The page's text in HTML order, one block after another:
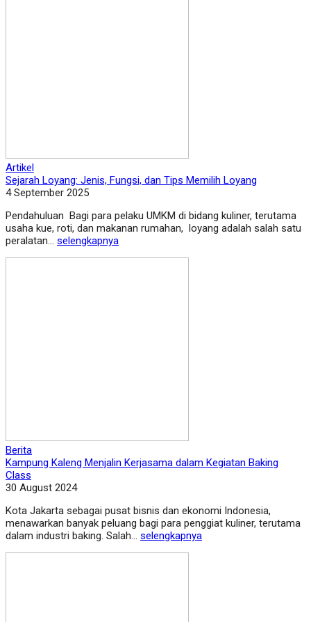
Artikel
Sejarah Loyang: Jenis, Fungsi, dan Tips Memilih Loyang
4 September 2025
Pendahuluan Bagi para pelaku UMKM di bidang kuliner, terutama
usaha kue, roti, dan makanan rumahan, loyang adalah salah satu
peralatan... selengkapnya
Berita
Kampung Kaleng Menjalin Kerjasama dalam Kegiatan Baking
Class
30 August 2024
Kota Jakarta sebagai pusat bisnis dan ekonomi Indonesia,
menawarkan banyak peluang bagi para penggiat kuliner, terutama
dalam industri baking. Salah... selengkapnya